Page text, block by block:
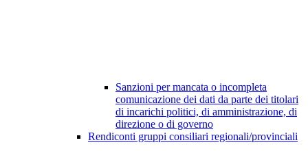
Sanzioni per mancata o incompleta
comunicazione dei dati da parte dei titolari
di incarichi politici, di amministrazione, di
direzione o di governo
Rendiconti gruppi consiliari regionali/provinciali